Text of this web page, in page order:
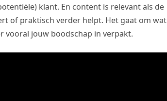
klant. En content is relevant als de
of praktisch verder helpt. Het gaat om wat
vooral jouw boodschap in verpakt.